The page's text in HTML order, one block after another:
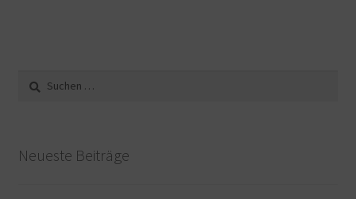
Suche
nach:
Neueste Beiträge